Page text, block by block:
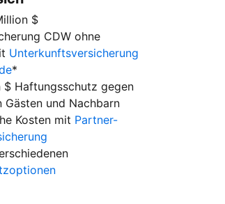
$
CDW ohne
Unterkunftsversicherung
*
$ Haftungsschutz gegen
Gästen und Nachbarn
Kosten mit Partner-